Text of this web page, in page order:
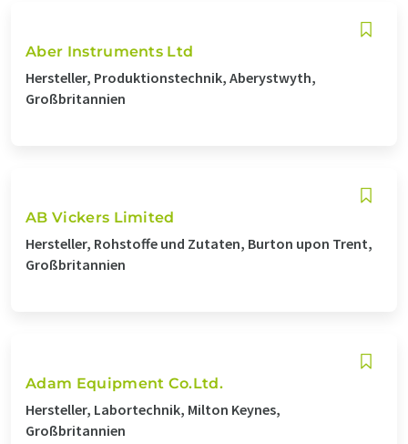
Aber Instruments Ltd
Hersteller, Produktionstechnik, Aberystwyth,
Großbritannien
AB Vickers Limited
Hersteller, Rohstoffe und Zutaten, Burton upon Trent,
Großbritannien
Adam Equipment Co.Ltd.
Hersteller, Labortechnik, Milton Keynes,
Großbritannien